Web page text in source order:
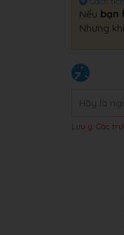
Nếu bạn
Nhưng
Lưu ý: Các